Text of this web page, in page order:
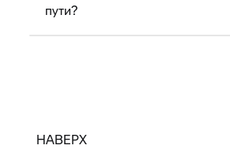
пути?
НАВЕРХ